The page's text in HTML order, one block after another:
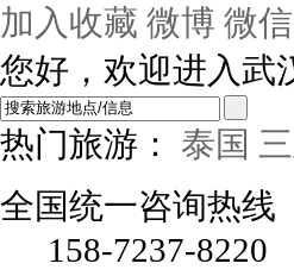
加入收藏 微博 微信
您好，欢迎进入武
热门旅游：
泰国
全国统一咨询热线
158-7237-8220